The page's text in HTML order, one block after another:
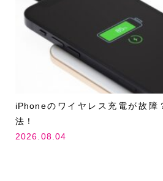
iPhoneのワイヤレス充電が故障
法！
2026.08.04